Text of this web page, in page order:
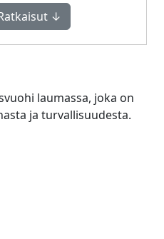
↓
laumassa, joka on
ja turvallisuudesta.